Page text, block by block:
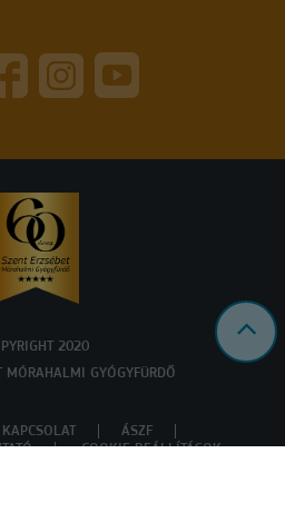
2020
MÓRAHALMI GYÓGYFÜRDŐ
KAPCSOLAT
ÁSZF
COOKIE BEÁLLÍTÁSOK